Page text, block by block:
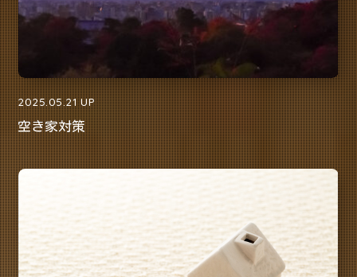
2025.05.21 UP
空き家対策